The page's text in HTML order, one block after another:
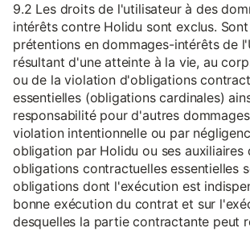
9.2 Les droits de l'utilisateur à des
intérêts contre Holidu sont exclus.
prétentions en dommages-intérêts de
résultant d'une atteinte à la vie, au
ou de la violation d'obligations
essentielles (obligations cardinales)
responsabilité pour d'autres
violation intentionnelle ou par
obligation par Holidu ou ses auxiliaires
obligations contractuelles essentielles
obligations dont l'exécution est
bonne exécution du contrat et sur
desquelles la partie contractante peut